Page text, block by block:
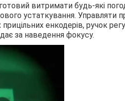
витримати будь-які
устаткування. Управляти
енкодерів, ручок
за наведення фокусу.